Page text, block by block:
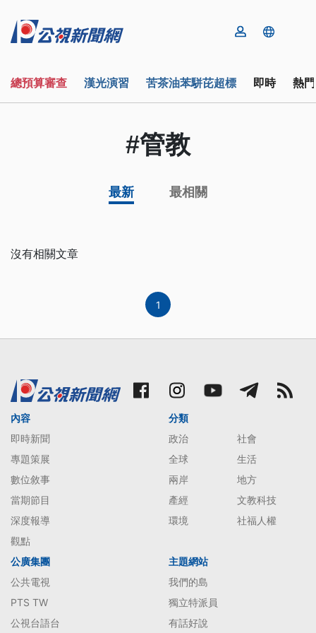
總預算審查 漢光演習 苦茶油苯駢芘超標 即時 熱
#管教
最新 最相關
沒有相關文章
1
內容
即時新聞
專題策展
數位敘事
當期節目
深度報導
觀點
分類
政治
社會
全球
生活
兩岸
地方
產經
文教科技
環境
社福人權
公廣集團
公共電視
PTS TW
公視台語台
主題網站
我們的島
獨立特派員
有話好說